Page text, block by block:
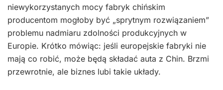
niewykorzystanych mocy fabryk chińskim
producentom mogłoby być „sprytnym rozwiązaniem”
problemu nadmiaru zdolności produkcyjnych w
Europie. Krótko mówiąc: jeśli europejskie fabryki nie
mają co robić, może będą składać auta z Chin. Brzmi
przewrotnie, ale biznes lubi takie układy.